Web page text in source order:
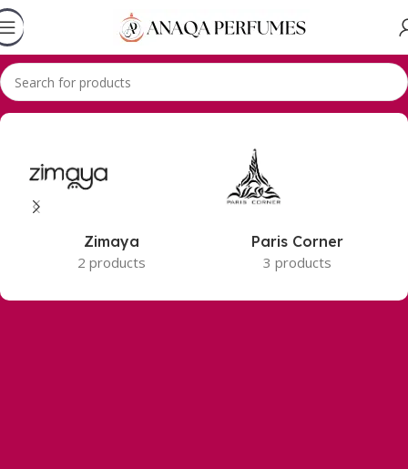
Accueil Produits identifiés “Parfum Homme”
Zimaya
2 products
Paris Corner
3 products